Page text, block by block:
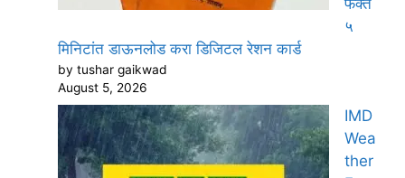
फक्त
५
मिनिटांत डाऊनलोड करा डिजिटल रेशन कार्ड
by tushar gaikwad
August 5, 2026
IMD
Wea
ther